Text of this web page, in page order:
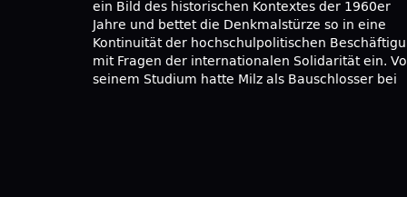
ein Bild des historischen Kontextes der 1960er
Jahre und bettet die Denkmalstürze so in eine
Kontinuität der hochschulpolitischen
mit Fragen der internationalen Solidarität ein.
seinem Studium hatte Milz als Bauschlosser bei
Auseinandersetzung mit dem historischen
Kolonialismus. Das Interview führten Lisa Hellriegel